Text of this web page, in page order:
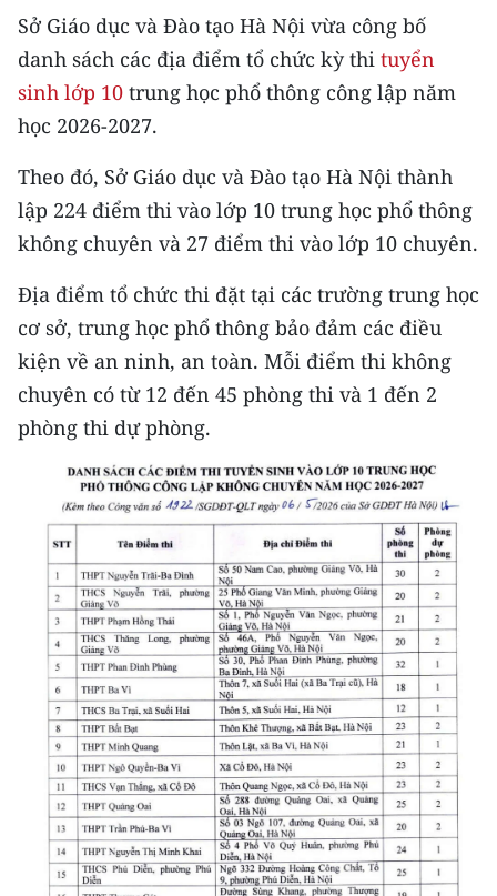
TRI THỨC CHUYÊN SÂU
54 DÂN TỘC VIỆT NAM
CHƯƠNG TRÌNH OCOP - MỖI XÃ
RADIO
E-Magazine
Video
Media Chính trị
Media Kinh tế
Media Văn hóa
Media Xã hội
Media Pháp luật
Media Du lịch
Media Thế giới
Media Thể thao
Media Giáo dục
Media Y tế
Sở Giáo dục và Đào tạo Hà Nội vừa công bố
danh sách các địa điểm tổ chức kỳ thi tuyển
sinh lớp 10 trung học phổ thông công lập năm
học 2026-2027.
Theo đó, Sở Giáo dục và Đào tạo Hà Nội thành
lập 224 điểm thi vào lớp 10 trung học phổ thông
không chuyên và 27 điểm thi vào lớp 10 chuyên.
Địa điểm tổ chức thi đặt tại các trường trung học
cơ sở, trung học phổ thông bảo đảm các điều
kiện về an ninh, an toàn. Mỗi điểm thi không
chuyên có từ 12 đến 45 phòng thi và 1 đến 2
phòng thi dự phòng.